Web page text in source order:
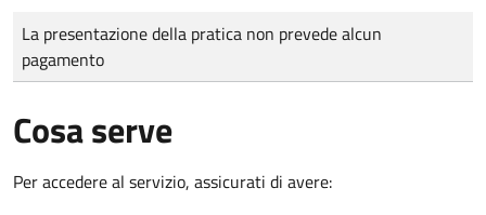
Tipo di pagamento
Importo
La presentazione della pratica non prevede alcun
pagamento
Cosa serve
Per accedere al servizio, assicurati di avere: